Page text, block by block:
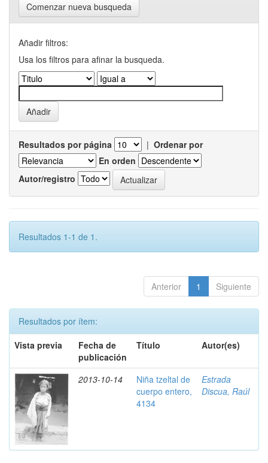
Comenzar nueva busqueda
Añadir filtros:
Usa los filtros para afinar la busqueda.
Resultados por página | Ordenar por
En orden
Autor/registro
Resultados 1-1 de 1.
Anterior 1 Siguiente
Resultados por ítem:
Vista previa
Fecha de
publicación
Título Autor(es)
2013-10-14
Niña tzeltal de
cuerpo entero,
4134
Estrada
Discua, Raúl